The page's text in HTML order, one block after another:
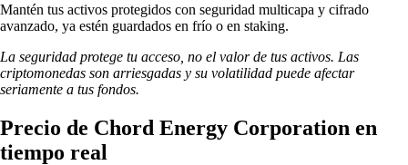
Mantén tus activos protegidos con seguridad multicapa y cifrado
avanzado, ya estén guardados en frío o en staking.
La seguridad protege tu acceso, no el valor de tus activos. Las
criptomonedas son arriesgadas y su volatilidad puede afectar
seriamente a tus fondos.
Precio de Chord Energy Corporation en
tiempo real